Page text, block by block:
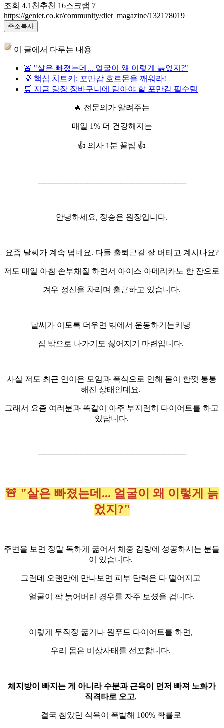
조회 4.1천 추천 16스크랩 7
https://geniet.co.kr/community/diet_magazine/132178019
주소복사
이 글에서 다루는 내용
🚨 "살은 빠졌는데... 얼굴이 왜 이렇게 늙었지?"
💡 핵심 치트키: 포만감 호르몬을 깨워라!
🛒 지금 당장 장바구니에 담아야 할 포만감 필수템
🔥 전문의가 알려주는
매일 1% 더 건강해지는
👍 의사 1분 꿀팁 👍
───────────────────────────
안녕하세요, 정승은 원장입니다.
요즘 날씨가 계속 덥네요. 다들 출퇴근길 잘 버티고 계시나요?
저도 매일 아침 손부채질 하면서 아이스 아메리카노 한 잔으로
겨우 정신을 차리며 출근하고 있습니다.
날씨가 이토록 더우면 밖에서 운동하기는커녕
집 밖으로 나가기도 싫어지기 마련입니다.
사실 저도 최근 연이은 모임과 폭식으로 인해 몸이 한껏 통통
해진 상태인데요.
그래서 요즘 여러분과 똑같이 아주 부지런히 다이어트를 하고
있답니다.
───────────────────────────
🚨 "살은 빠졌는데... 얼굴이 왜 이렇게 늙
었지?"
주변을 보면 정말 독하게 굶어서 체중 감량에 성공하시는 분들
이 있습니다.
그런데 오랜만에 만나보면 피부 탄력은 다 떨어지고
얼굴이 팍 늙어버린 경우를 자주 보셨을 겁니다.
이렇게 무작정 굶거나 원푸드 다이어트를 하면,
우리 몸은 비상사태를 선포합니다.
체지방이 빠지는 게 아니라 수분과 근육이 먼저 빠져 노화가
직격타로 오고,
결국 참았던 식욕이 폭발해 100% 확률로